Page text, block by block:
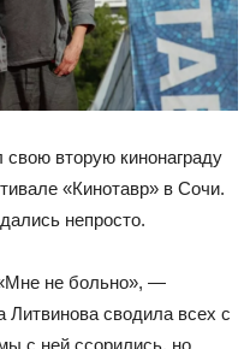
вторую кинонаграду
«Кинотавр» в Сочи.
непросто.
не больно», —
сводила всех с